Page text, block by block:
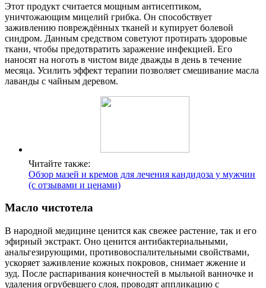
Этот продукт считается мощным антисептиком,
уничтожающим мицелий грибка. Он способствует
заживлению повреждённых тканей и купирует болевой
синдром. Данным средством советуют протирать здоровые
ткани, чтобы предотвратить заражение инфекцией. Его
наносят на ноготь в чистом виде дважды в день в течение
месяца. Усилить эффект терапии позволяет смешивание масла
лаванды с чайным деревом.
Читайте также:
Обзор мазей и кремов для лечения кандидоза у мужчин
(с отзывами и ценами)
Масло чистотела
В народной медицине ценится как свежее растение, так и его
эфирный экстракт. Оно ценится антибактериальными,
анальгезирующими, противовоспалительными свойствами,
ускоряет заживление кожных покровов, снимает жжение и
зуд. После распаривания конечностей в мыльной ванночке и
удаления огрубевшего слоя, проводят аппликацию с